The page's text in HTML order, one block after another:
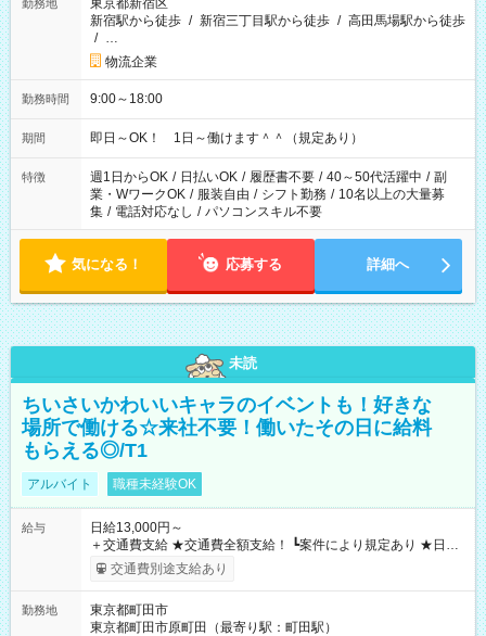
勤務地
東京都新宿区
新宿駅から徒歩 / 新宿三丁目駅から徒歩 / 高田馬場駅から徒歩
/ …
物流企業
勤務時間 9:00～18:00
期間 即日～OK！ 1日～働けます＾＾（規定あり）
特徴 週1日からOK / 日払いOK / 履歴書不要 / 40～50代活躍中 / 副
業・WワークOK / 服装自由 / シフト勤務 / 10名以上の大量募
集 / 電話対応なし / パソコンスキル不要
気になる！ 応募する 詳細へ
未読
ちいさいかわいいキャラのイベントも！好きな
場所で働ける☆来社不要！働いたその日に給料
もらえる◎/T1
アルバイト 職種未経験OK
給与
日給13,000円～
＋交通費支給 ★交通費全額支給！ ┗案件により規定あり ★日払
いOK！（規定あり） ┗働いたその日に現金GET♪ お仕事後はコ
ンビニATMから 日払い分を引き落とせます！ 【試用期間】試
交通費別途支給あり
勤務地
東京都町田市
東京都町田市原町田（最寄り駅：町田駅）